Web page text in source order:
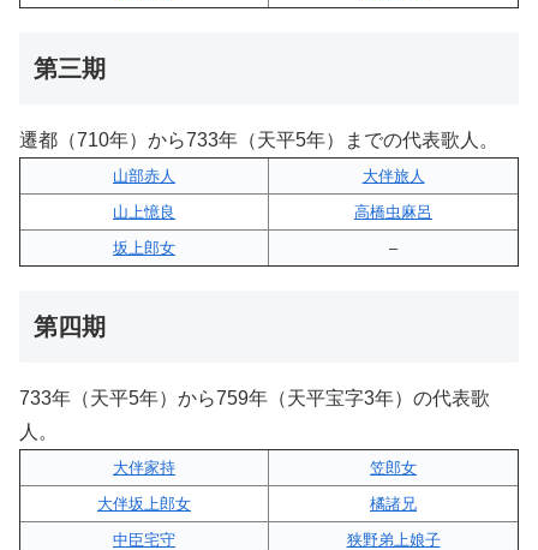
第三期
遷都（710年）から733年（天平5年）までの代表歌人。
山部赤人
大伴旅人
山上憶良
高橋虫麻呂
坂上郎女
–
第四期
733年（天平5年）から759年（天平宝字3年）の代表歌
人。
大伴家持
笠郎女
大伴坂上郎女
橘諸兄
中臣宅守
狭野弟上娘子